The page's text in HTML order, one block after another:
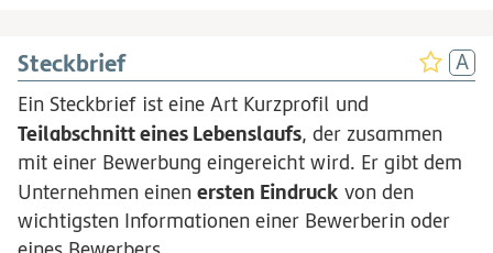
Steckbrief
Ein Steckbrief ist eine Art Kurzprofil und
Teilabschnitt eines Lebenslaufs, der zusammen
mit einer Bewerbung eingereicht wird. Er gibt dem
Unternehmen einen ersten Eindruck von den
wichtigsten Informationen einer Bewerberin oder